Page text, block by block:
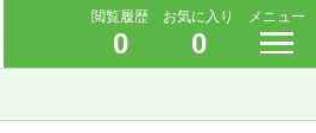
閲覧履歴
0
お気に入り
0
メニュー